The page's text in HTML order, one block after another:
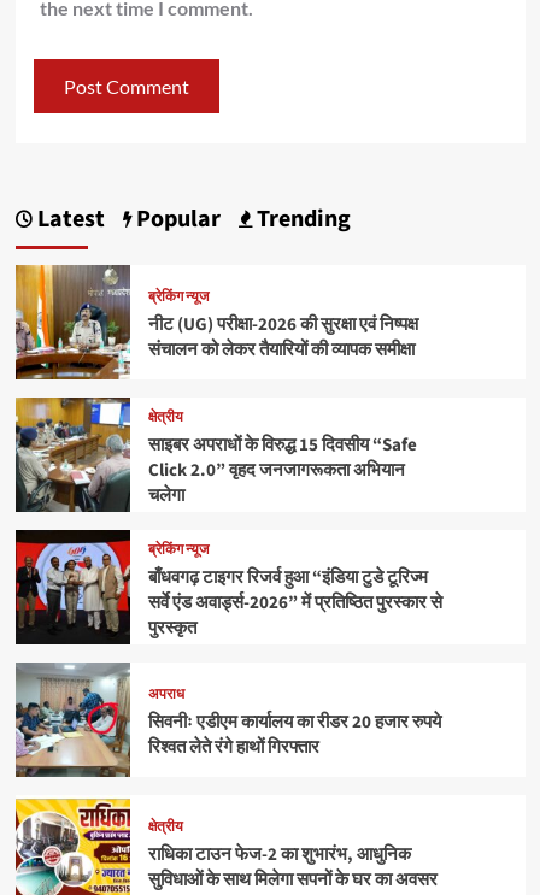
the next time I comment.
Latest Popular Trending
ब्रेकिंग न्यूज
नीट (UG) परीक्षा-2026 की सुरक्षा एवं निष्पक्ष
संचालन को लेकर तैयारियों की व्यापक समीक्षा
क्षेत्रीय
साइबर अपराधों के विरुद्ध 15 दिवसीय “Safe
Click 2.0” वृहद जनजागरूकता अभियान
चलेगा
ब्रेकिंग न्यूज
बाँधवगढ़ टाइगर रिजर्व हुआ “इंडिया टुडे टूरिज्म
सर्वे एंड अवार्ड्स-2026” में प्रतिष्ठित पुरस्कार से
पुरस्कृत
अपराध
सिवनीः एडीएम कार्यालय का रीडर 20 हजार रुपये
रिश्वत लेते रंगे हाथों गिरफ्तार
क्षेत्रीय
राधिका टाउन फेज-2 का शुभारंभ, आधुनिक
सुविधाओं के साथ मिलेगा सपनों के घर का अवसर